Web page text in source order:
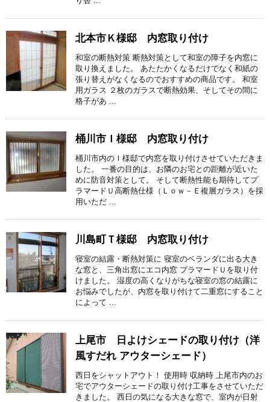
北本市Ｋ様邸 内窓取り付け
和室の断熱対策 断熱対策として和室の障子を内窓に
取り換えました。 あたたかくなるだけでなく和紙の
張り替えがなくなるのでおすすめの商品です。 和室
用ガラス ２枚のガラスで断熱効果、そしてその間に
格子があ ...
桶川市Ｉ様邸 内窓取り付け
桶川市内のＩ様邸で内窓を取り付けさせていただきま
した。 一番の目的は、お隣のお宅との距離が近いた
めに防音対策として。 そして断熱性能も期待してプ
ラマードＵ高断熱仕様（Ｌｏｗ－Ｅ複層ガラス）を採
用いただ ...
川島町Ｔ様邸 内窓取り付け
寝室の結露・断熱対策に 寝室のベランダに出る大き
な窓と、三角出窓にエコ内窓 プラマードＵを取り付
けました。 湿度の高くなりがちな寝室の窓の結露に
お悩みでしたが、内窓を取り付けて二重窓にすること
によって ...
上尾市 日よけシェードの取り付け（洋
風すだれ アウターシェード）
西日をシャットアウト！ 使用時 収納時 上尾市内のお
宅でアウターシェードの取り付け工事をさせていただ
きました。 西日の気になる大きな窓で、室内が日射